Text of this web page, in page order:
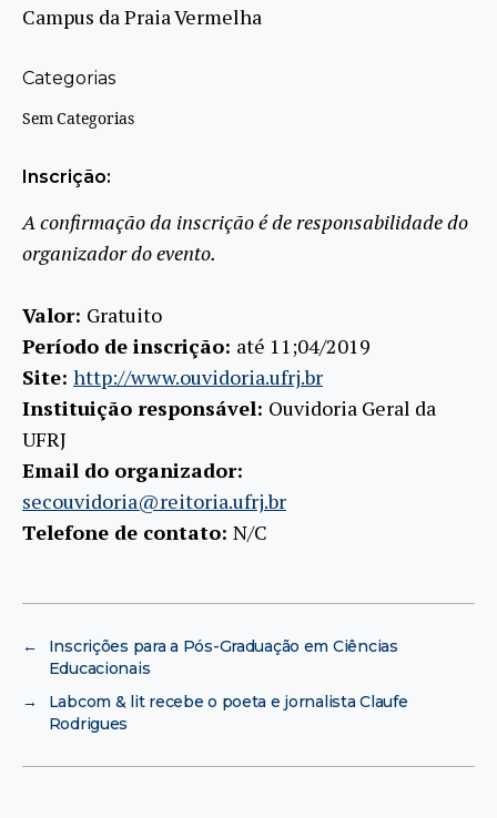
Campus da Praia Vermelha
Categorias
Sem Categorias
Inscrição:
A confirmação da inscrição é de responsabilidade do
organizador do evento.
Valor: Gratuito
Período de inscrição: até 11;04/2019
Site: http://www.ouvidoria.ufrj.br
Instituição responsável: Ouvidoria Geral da
UFRJ
Email do organizador:
secouvidoria@reitoria.ufrj.br
Telefone de contato: N/C
←
Inscrições para a Pós-Graduação em Ciências
Educacionais
→
Labcom & lit recebe o poeta e jornalista Claufe
Rodrigues